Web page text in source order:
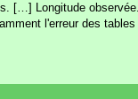
[…] Longitude
l'erreur des